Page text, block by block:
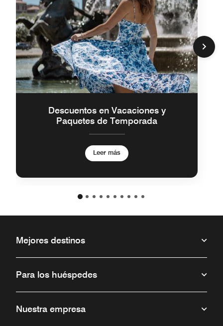
Descuentos en Vacaciones y
Paquetes de Temporada
Leer más
Mejores destinos
Para los huéspedes
Nuestra empresa